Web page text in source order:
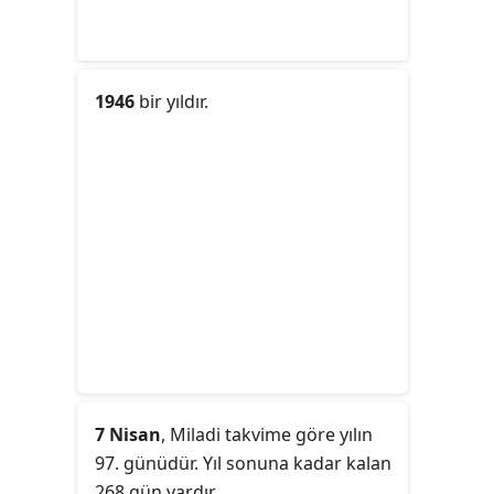
1946 bir yıldır.
7 Nisan, Miladi takvime göre yılın
97. günüdür. Yıl sonuna kadar kalan